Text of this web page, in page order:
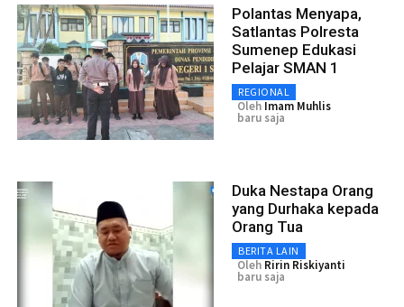
Polantas Menyapa,
Satlantas Polresta
Sumenep Edukasi
Pelajar SMAN 1
REGIONAL
Oleh Imam Muhlis
baru saja
Duka Nestapa Orang
yang Durhaka kepada
Orang Tua
BERITA LAIN
Oleh Ririn Riskiyanti
baru saja